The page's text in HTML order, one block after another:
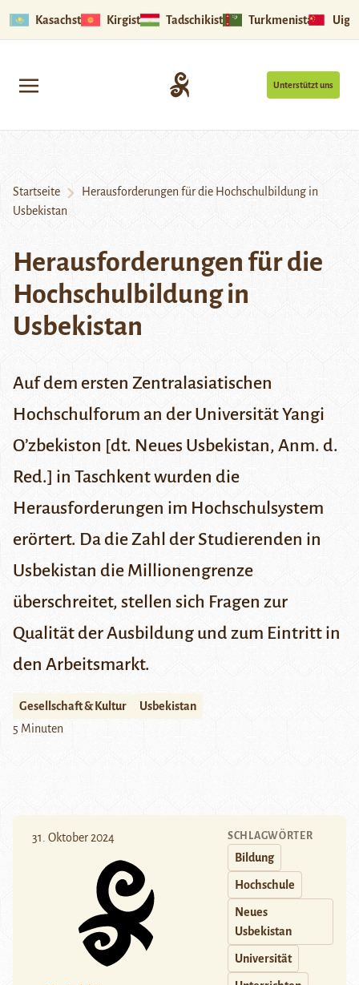
Kasachstan Kirgistan Tadschikistan Turkmenistan
Unterstützt uns
Startseite
Herausforderungen für die Hochschulbildung in
Usbekistan
Herausforderungen für die
Hochschulbildung in
Usbekistan
Auf dem ersten Zentralasiatischen
Hochschulforum an der Universität Yangi
O’zbekiston [dt. Neues Usbekistan, Anm. d.
Red.] in Taschkent wurden die
Herausforderungen im Hochschulsystem
erörtert. Da die Zahl der Studierenden in
Usbekistan die Millionengrenze
überschreitet, stellen sich Fragen zur
Qualität der Ausbildung und zum Eintritt in
den Arbeitsmarkt.
Gesellschaft & Kultur
Usbekistan
5 Minuten
31. Oktober 2024 SCHLAGWÖRTER
Bildung
Hochschule
Neues
Usbekistan
Universität